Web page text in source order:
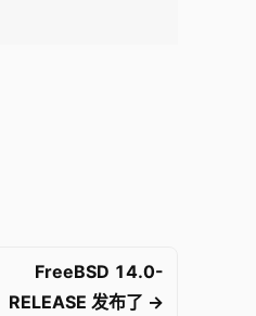
FreeBSD 14.0-
RELEASE 发布了 →